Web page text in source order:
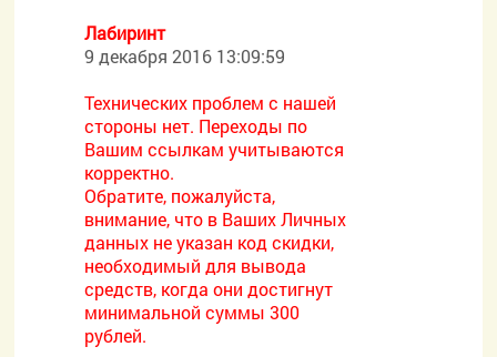
Лабиринт
9 декабря 2016 13:09:59
Технических проблем с нашей
стороны нет. Переходы по
Вашим ссылкам учитываются
корректно.
Обратите, пожалуйста,
внимание, что в Ваших Личных
данных не указан код скидки,
необходимый для вывода
средств, когда они достигнут
минимальной суммы 300
рублей.